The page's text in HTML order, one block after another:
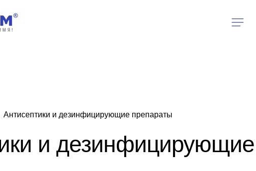
Антисептики и дезинфицирующие препараты
и